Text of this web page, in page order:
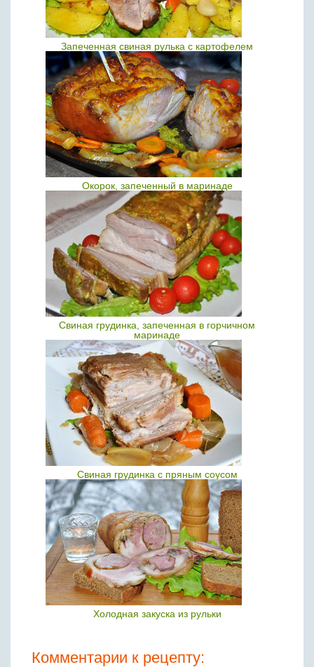
Запеченная свиная рулька с картофелем
Окорок, запеченный в маринаде
Свиная грудинка, запеченная в горчичном
маринаде
Свиная грудинка с пряным соусом
Холодная закуска из рульки
Комментарии к рецепту: